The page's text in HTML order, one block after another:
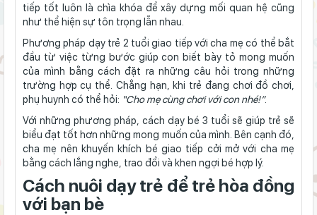
tiếp tốt luôn là chìa khóa để xây dựng mối quan hệ cũng
như thể hiện sự tôn trọng lẫn nhau.
Phương pháp dạy trẻ 2 tuổi giao tiếp với cha mẹ có thể bắt
đầu từ việc từng bước giúp con biết bày tỏ mong muốn
của mình bằng cách đặt ra những câu hỏi trong những
trường hợp cụ thể. Chẳng hạn, khi trẻ đang chơi đồ chơi,
phụ huynh có thể hỏi: “Cho mẹ cùng chơi với con nhé!”.
Với những phương pháp, cách dạy bé 3 tuổi sẽ giúp trẻ sẽ
biểu đạt tốt hơn những mong muốn của mình. Bên cạnh đó,
cha mẹ nên khuyến khích bé giao tiếp cởi mở với cha mẹ
bằng cách lắng nghe, trao đổi và khen ngợi bé hợp lý.
Cách nuôi dạy trẻ để trẻ hòa đồng
với bạn bè